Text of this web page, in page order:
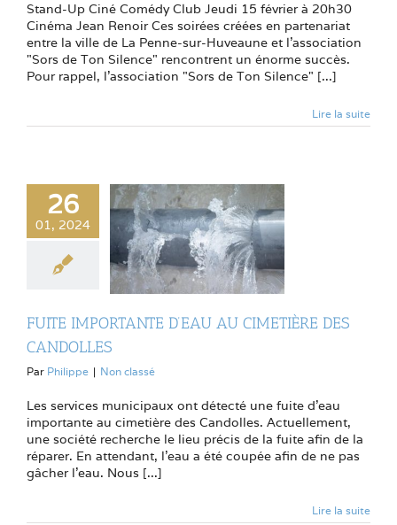
Stand-Up Ciné Comédy Club Jeudi 15 février à 20h30
Cinéma Jean Renoir Ces soirées créées en partenariat
entre la ville de La Penne-sur-Huveaune et l'association
"Sors de Ton Silence" rencontrent un énorme succès.
Pour rappel, l'association "Sors de Ton Silence" [...]
Lire la suite
26
01, 2024
FUITE IMPORTANTE D’EAU AU CIMETIÈRE DES
CANDOLLES
Par Philippe | Non classé
Les services municipaux ont détecté une fuite d'eau
importante au cimetière des Candolles. Actuellement,
une société recherche le lieu précis de la fuite afin de la
réparer. En attendant, l'eau a été coupée afin de ne pas
gâcher l'eau. Nous [...]
Lire la suite